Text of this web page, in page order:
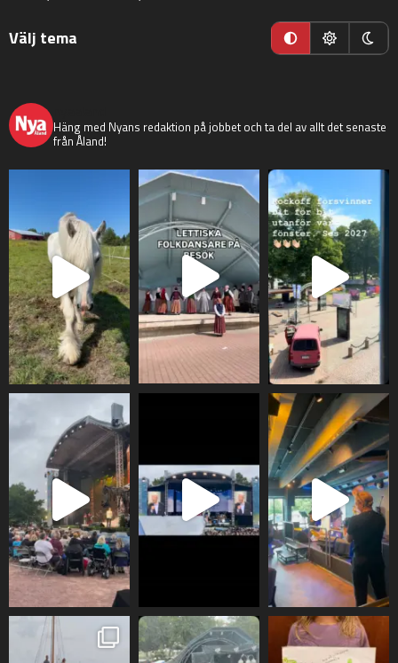
Välj tema
Häng med Nyans redaktion på jobbet och ta del av allt det senaste
från Åland!